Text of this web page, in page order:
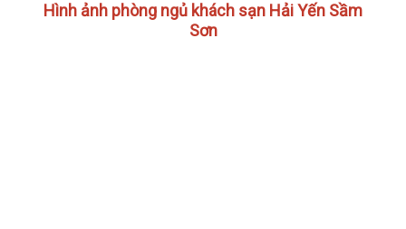
Hình ảnh phòng ngủ khách sạn Hải Yến Sầm
Sơn